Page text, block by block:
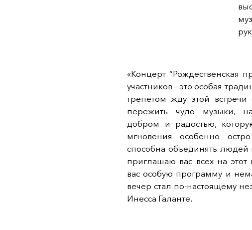
«Концерт “Рождественская
участников - это особая
трепетом жду этой встречи
пережить чудо музыки,
добром и радостью,
мгновения особенно
способна объединять людей
приглашаю вас всех на
вас особую программу и
вечер стал по-настоящему
Инесса Галанте.